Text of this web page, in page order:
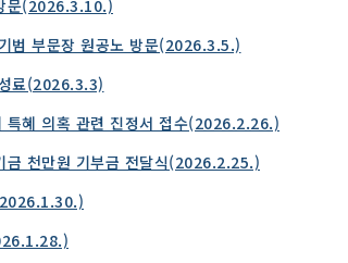
문(2026.3.10.)
범 부문장 원공노 방문(2026.3.5.)
료(2026.3.3)
특혜 의혹 관련 진정서 접수(2026.2.26.)
금 천만원 기부금 전달식(2026.2.25.)